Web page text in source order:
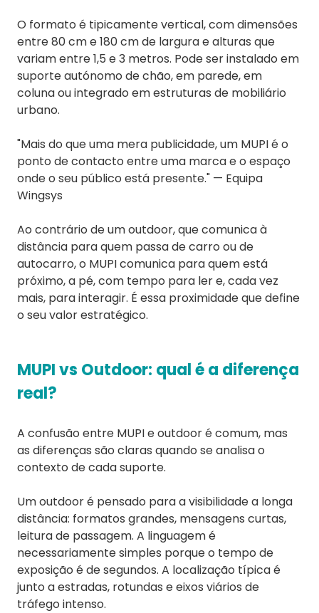
O formato é tipicamente vertical, com dimensões
entre 80 cm e 180 cm de largura e alturas que
variam entre 1,5 e 3 metros. Pode ser instalado em
suporte autónomo de chão, em parede, em
coluna ou integrado em estruturas de mobiliário
urbano.
"Mais do que uma mera publicidade, um MUPI é o
ponto de contacto entre uma marca e o espaço
onde o seu público está presente." — Equipa
Wingsys
Ao contrário de um outdoor, que comunica à
distância para quem passa de carro ou de
autocarro, o MUPI comunica para quem está
próximo, a pé, com tempo para ler e, cada vez
mais, para interagir. É essa proximidade que define
o seu valor estratégico.
MUPI vs Outdoor: qual é a diferença
real?
A confusão entre MUPI e outdoor é comum, mas
as diferenças são claras quando se analisa o
contexto de cada suporte.
Um outdoor é pensado para a visibilidade a longa
distância: formatos grandes, mensagens curtas,
leitura de passagem. A linguagem é
necessariamente simples porque o tempo de
exposição é de segundos. A localização típica é
junto a estradas, rotundas e eixos viários de
tráfego intenso.